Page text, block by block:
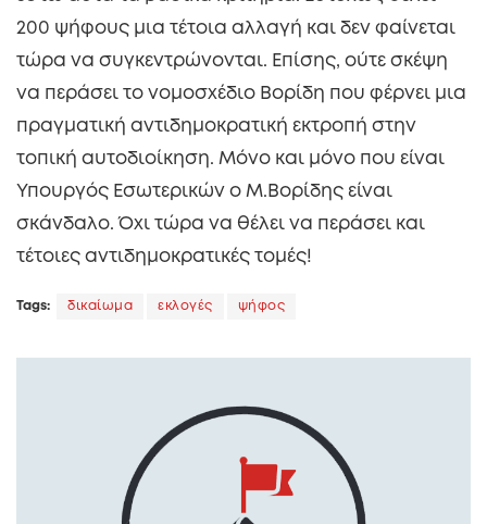
200 ψήφους μια τέτοια αλλαγή και δεν φαίνεται
τώρα να συγκεντρώνονται. Επίσης, ούτε σκέψη
να περάσει το νομοσχέδιο Βορίδη που φέρνει μια
πραγματική αντιδημοκρατική εκτροπή στην
τοπική αυτοδιοίκηση. Μόνο και μόνο που είναι
Υπουργός Εσωτερικών ο Μ.Βορίδης είναι
σκάνδαλο. Όχι τώρα να θέλει να περάσει και
τέτοιες αντιδημοκρατικές τομές!
Tags: δικαίωμα εκλογές ψήφος